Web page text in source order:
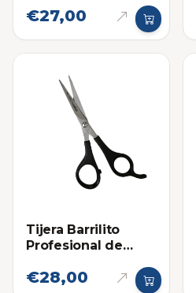
€27,00
Tijera Barrilito
Profesional de
€28,00